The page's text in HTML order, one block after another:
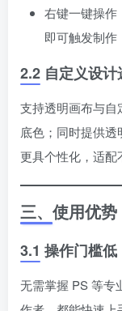
右键一键操作
即可触发制作
2.2 自定义设计
支持透明画布与
底色；同时提供
更具个性化，适配
三、使用优势
3.1 操作门槛低
无需掌握 PS 等专